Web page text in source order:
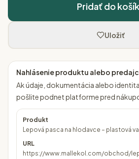
Pridať do
Uložiť
Nahlásenie produktu alebo
Ak údaje, dokumentácia alebo
pošlite podnet platforme pred
Produkt
Lepová pasca na hlodavce – plastová
URL
https://www.mallekol.com/obchod/